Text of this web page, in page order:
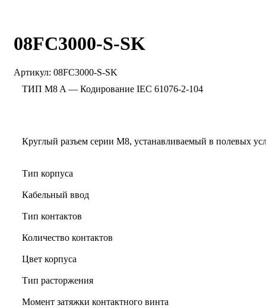
08FC3000-S-SK
Артикул: 08FC3000-S-SK
ТИП M8 A — Кодирование IEC 61076-2-104
Круглый разъем серии M8, устанавливаемый в полевых
Тип корпуса
Кабельный ввод
Тип контактов
Количество контактов
Цвет корпуса
Тип расторжения
Момент затяжки контактного винта